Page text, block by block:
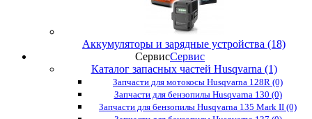
Аккумуляторы и зарядные устройства (18)
СервисСервис
Каталог запасных частей Husqvarna (1)
Запчасти для мотокосы Husqvarna 128R (0)
Запчасти для бензопилы Husqvarna 130 (0)
Запчасти для бензопилы Husqvarna 135 Mark II (0)